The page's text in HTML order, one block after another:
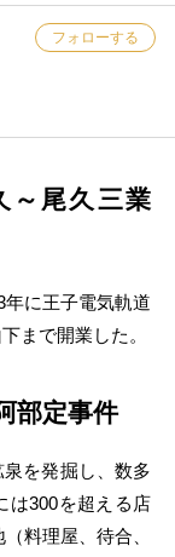
フォローする
尾久三業
に王子電気軌道
まで開業した。
部定事件
を発掘し、数多
は300を超える店
料理屋、待合、